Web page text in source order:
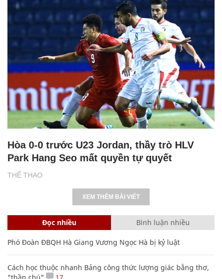
THỂ THAO
Hòa 0-0 trước U23 Jordan, thầy trò HLV
Park Hang Seo mất quyền tự quyết
XEM THÊM BÀI VIẾT
Đọc nhiều Bình luận nhiều
Phó Đoàn ĐBQH Hà Giang Vương Ngọc Hà bị kỷ luật
Cách học thuộc nhanh Bảng công thức lượng giác bằng thơ,
"thần chú"
17